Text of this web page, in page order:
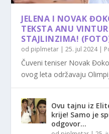
JELENA I NOVAK
TEKSTA ANU
STAJLINZIMA!
od piplmetar |25. jul 2024|
Čuveni teniser Novak
ovog leta održavaju
Ovu tajnu iz
krije! Samo je
odgovor…